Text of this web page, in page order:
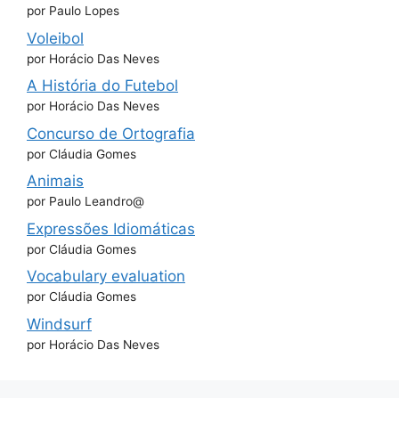
por Paulo Lopes
Voleibol
por Horácio Das Neves
A História do Futebol
por Horácio Das Neves
Concurso de Ortografia
por Cláudia Gomes
Animais
por Paulo Leandro@
Expressões Idiomáticas
por Cláudia Gomes
Vocabulary evaluation
por Cláudia Gomes
Windsurf
por Horácio Das Neves